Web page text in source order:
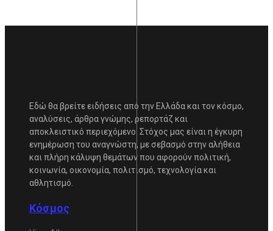
Εδώ θα βρείτε ειδήσεις από την Ελλάδα και τον κόσμο,
αναλύσεις, άρθρα γνώμης, ρεπορτάζ και
αποκλειστικό περιεχόμενο. Στόχος μας είναι η έγκυρη
ενημέρωση του αναγνώστη, με σεβασμό στην αλήθεια
και πλήρη κάλυψη θεμάτων που αφορούν πολιτική,
κοινωνία, οικονομία, πολιτισμό, τεχνολογία και
αθλητισμό.
Κόσμος